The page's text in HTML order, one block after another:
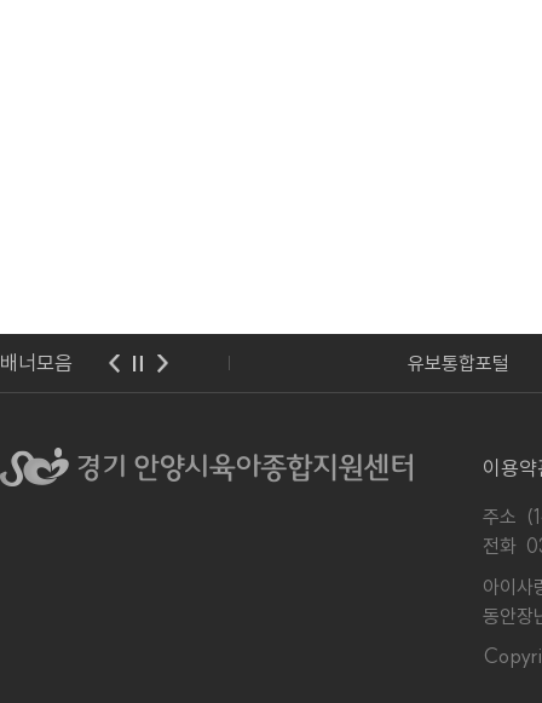
배너모음
육포털 유보통합포털
이용약
주소
전화
아이사
동안장